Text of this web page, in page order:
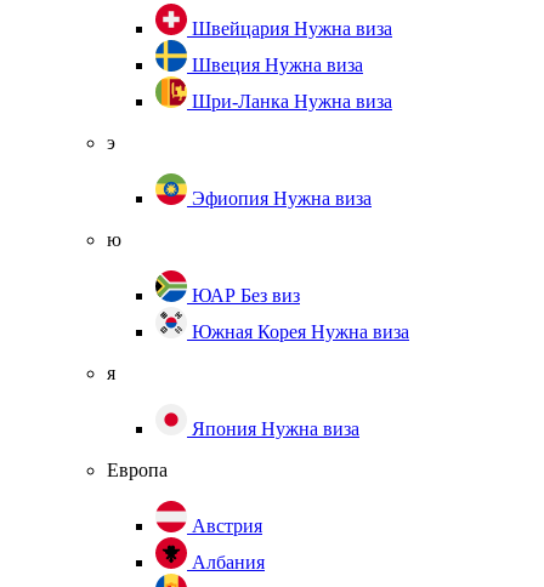
Швейцария Нужна виза
Швеция Нужна виза
Шри-Ланка Нужна виза
э
Эфиопия Нужна виза
ю
ЮАР Без виз
Южная Корея Нужна виза
я
Япония Нужна виза
Европа
Австрия
Албания